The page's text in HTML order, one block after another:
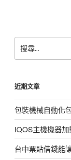
尋
字:
近期文章
包裝機械自動化
IQOS主機機器
台中票貼借錢能